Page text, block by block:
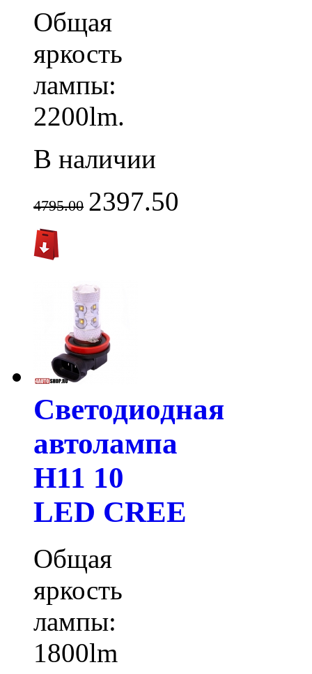
Общая
яркость
лампы:
2200lm.
В наличии
4795.00 2397.50
Светодиодная
автолампа
H11 10
LED CREE
Общая
яркость
лампы:
1800lm